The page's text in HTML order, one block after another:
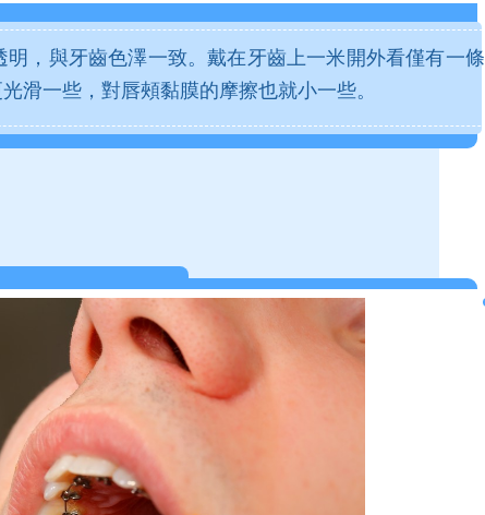
，與牙齒色澤一致。戴在牙齒上一米開外看僅有一條
滑一些，對唇頰黏膜的摩擦也就小一些。